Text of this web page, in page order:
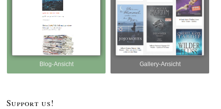
Blog-Ansicht Gallery-Ansicht
Support us!